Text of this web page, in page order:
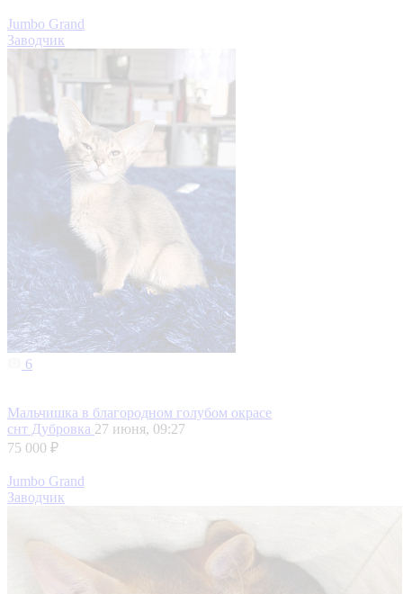
Jumbo Grand
Заводчик
6
Мальчишка в благородном голубом окрасе
снт Дубровка 27 июня, 09:27
75 000 ₽
Jumbo Grand
Заводчик